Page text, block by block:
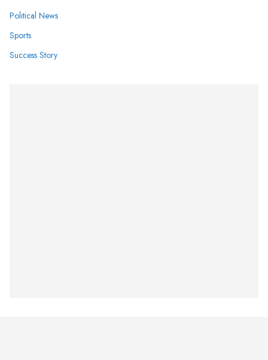
Political News
Sports
Success Story